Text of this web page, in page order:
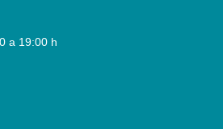
a 19:00 h